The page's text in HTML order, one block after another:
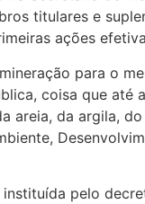
titulares e
ações
para o
coisa que até
areia, da argila,
pelo